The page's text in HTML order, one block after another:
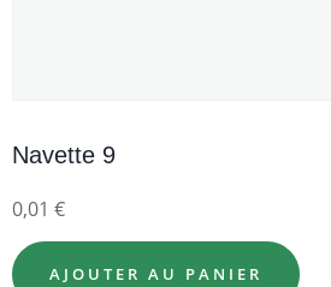
Navette 9
0,01 €
AJOUTER AU PANIER